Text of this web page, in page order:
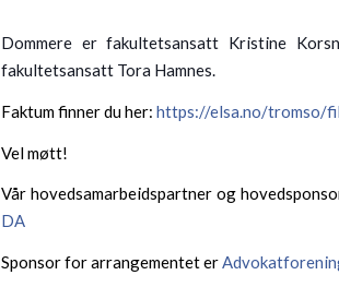
Dommere er fakultetsansatt Kristine
fakultetsansatt Tora Hamnes.
Faktum finner du her: https://elsa.no/tromso/
Vel møtt!
Vår hovedsamarbeidspartner og
DA
Sponsor for arrangementet er